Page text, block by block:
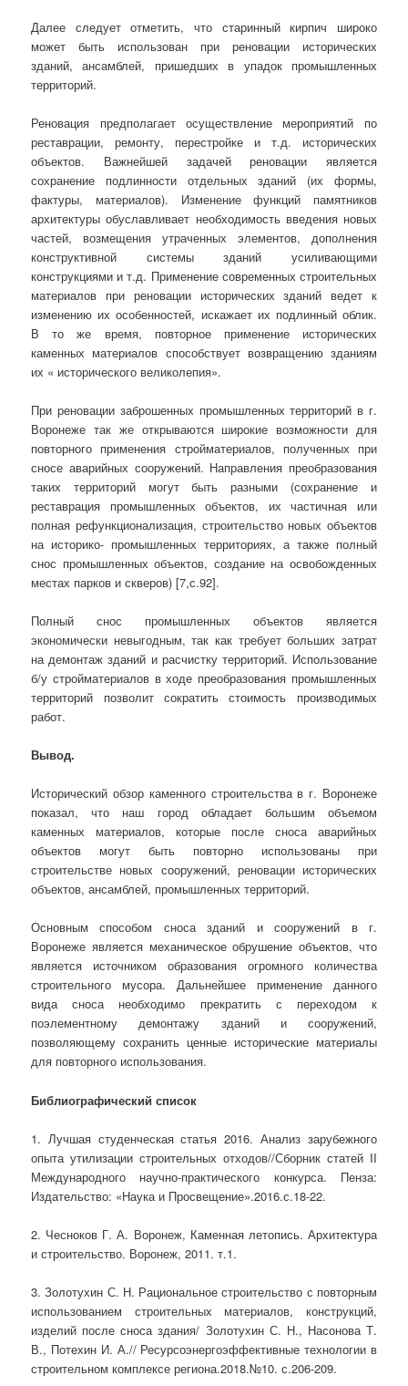
Далее следует отметить, что старинный кирпич широко
может быть использован при реновации исторических
зданий, ансамблей, пришедших в упадок промышленных
территорий.
Реновация предполагает осуществление мероприятий по
реставрации, ремонту, перестройке и т.д. исторических
объектов. Важнейшей задачей реновации является
сохранение подлинности отдельных зданий (их формы,
фактуры, материалов). Изменение функций памятников
архитектуры обуславливает необходимость введения новых
частей, возмещения утраченных элементов, дополнения
конструктивной системы зданий усиливающими
конструкциями и т.д. Применение современных строительных
материалов при реновации исторических зданий ведет к
изменению их особенностей, искажает их подлинный облик.
В то же время, повторное применение исторических
каменных материалов способствует возвращению зданиям
их « исторического великолепия».
При реновации заброшенных промышленных территорий в г.
Воронеже так же открываются широкие возможности для
повторного применения стройматериалов, полученных при
сносе аварийных сооружений. Направления преобразования
таких территорий могут быть разными (сохранение и
реставрация промышленных объектов, их частичная или
полная рефункционализация, строительство новых объектов
на историко- промышленных территориях, а также полный
снос промышленных объектов, создание на освобожденных
местах парков и скверов) [7,с.92].
Полный снос промышленных объектов является
экономически невыгодным, так как требует больших затрат
на демонтаж зданий и расчистку территорий. Использование
б/у стройматериалов в ходе преобразования промышленных
территорий позволит сократить стоимость производимых
работ.
Вывод.
Исторический обзор каменного строительства в г. Воронеже
показал, что наш город обладает большим объемом
каменных материалов, которые после сноса аварийных
объектов могут быть повторно использованы при
строительстве новых сооружений, реновации исторических
объектов, ансамблей, промышленных территорий.
Основным способом сноса зданий и сооружений в г.
Воронеже является механическое обрушение объектов, что
является источником образования огромного количества
строительного мусора. Дальнейшее применение данного
вида сноса необходимо прекратить с переходом к
поэлементному демонтажу зданий и сооружений,
позволяющему сохранить ценные исторические материалы
для повторного использования.
Библиографический список
1. Лучшая студенческая статья 2016. Анализ зарубежного
опыта утилизации строительных отходов//Сборник статей II
Международного научно-практического конкурса. Пенза:
Издательство: «Наука и Просвещение».2016.с.18-22.
2. Чесноков Г. А. Воронеж, Каменная летопись. Архитектура
и строительство. Воронеж, 2011. т.1.
3. Золотухин С. Н. Рациональное строительство с повторным
использованием строительных материалов, конструкций,
изделий после сноса здания/ Золотухин С. Н., Насонова Т.
В., Потехин И. А.// Ресурсоэнергоэффективные технологии в
строительном комплексе региона.2018.№10. с.206-209.